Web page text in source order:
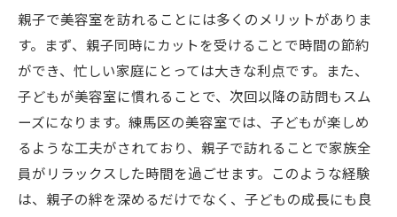
ト
親子で美容室を訪れることには多くのメリットがありま
す。まず、親子同時にカットを受けることで時間の節約
ができ、忙しい家庭にとっては大きな利点です。また、
子どもが美容室に慣れることで、次回以降の訪問もスム
ーズになります。練馬区の美容室では、子どもが楽しめ
るような工夫がされており、親子で訪れることで家族全
員がリラックスした時間を過ごせます。このような経験
は、親子の絆を深めるだけでなく、子どもの成長にも良